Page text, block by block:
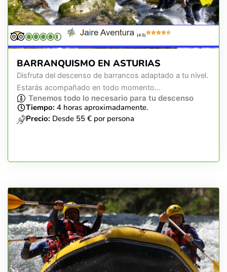
(4.5)
BARRANQUISMO EN ASTURIAS
Disfruta del descenso de barrancos adaptado a tu nivel.
Estarás acompañado en todo momento...
Tenemos todo lo necesario para tu descenso
Tiempo: 4 horas aproximadamente.
Precio: Desde 55 € por persona